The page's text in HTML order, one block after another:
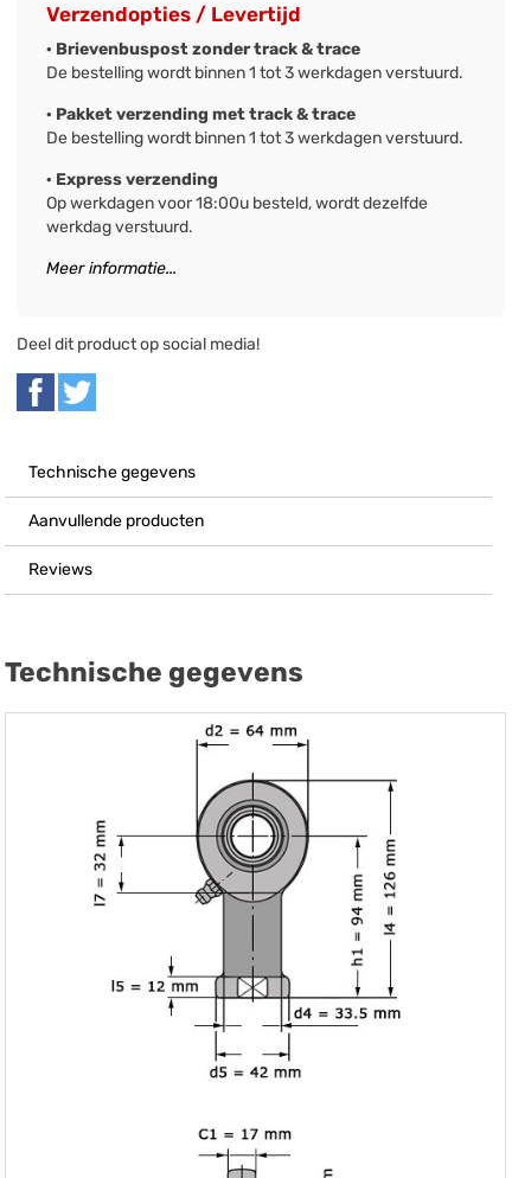
Verzendopties / Levertijd
· Brievenbuspost zonder track & trace
De bestelling wordt binnen 1 tot 3 werkdagen verstuurd.
· Pakket verzending met track & trace
De bestelling wordt binnen 1 tot 3 werkdagen verstuurd.
· Express verzending
Op werkdagen voor 18:00u besteld, wordt dezelfde
werkdag verstuurd.
Meer informatie...
Deel dit product op social media!
Technische gegevens
Aanvullende producten
Reviews
Technische gegevens